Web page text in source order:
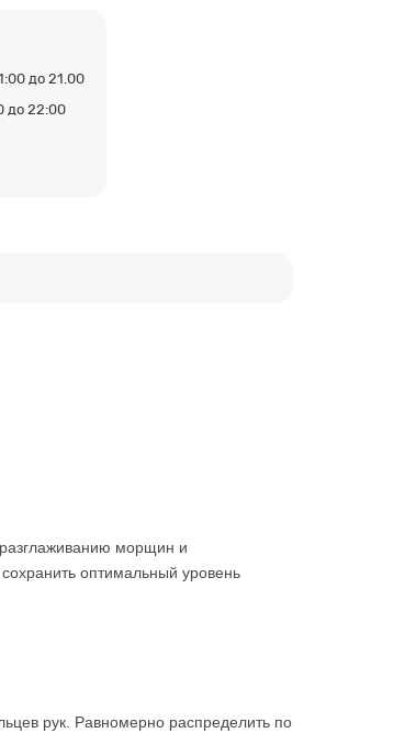
до 21.00
до 22:00
разглаживанию морщин и
оптимальный уровень
рук. Равномерно распределить по